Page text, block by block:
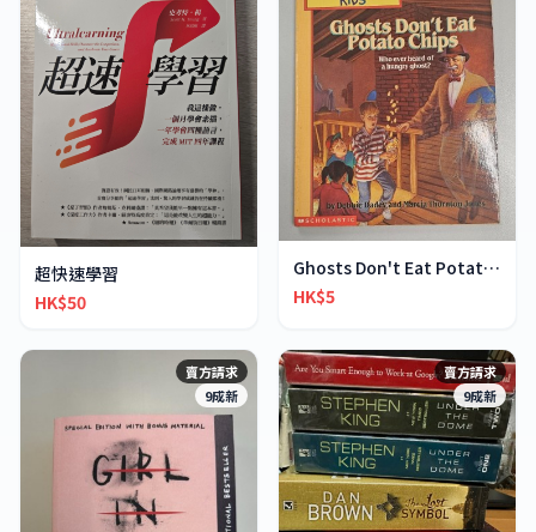
超快速學習
HK$50
Ghosts Don't Eat Potato Chips
HK$5
賣方請求
9成新
賣方請求
9成新